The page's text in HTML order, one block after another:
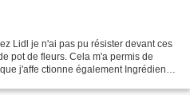
Lidl je n'ai pas pu résister devant ces
pot de fleurs. Cela m'a permis de
j'affe ctionne également Ingrédients: